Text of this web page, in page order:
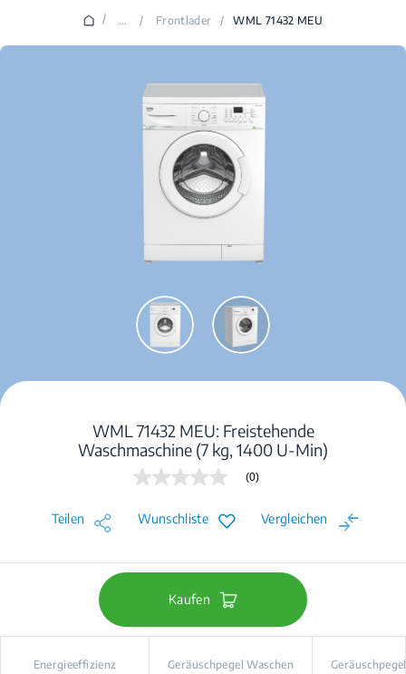
/ ... / Frontlader / WML 71432 MEU
WML 71432 MEU: Freistehende
Waschmaschine (7 kg, 1400 U-Min)
Kein
Link
auf
(0)
Teilen Wunschliste Vergleichen
Kaufen
Energieeffizienz Geräuschpegel Waschen